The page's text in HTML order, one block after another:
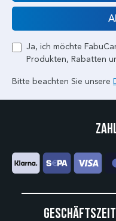
E-Mail
Ja, ich möchte
Produkten, Rabatten
Bitte beachten Sie unsere